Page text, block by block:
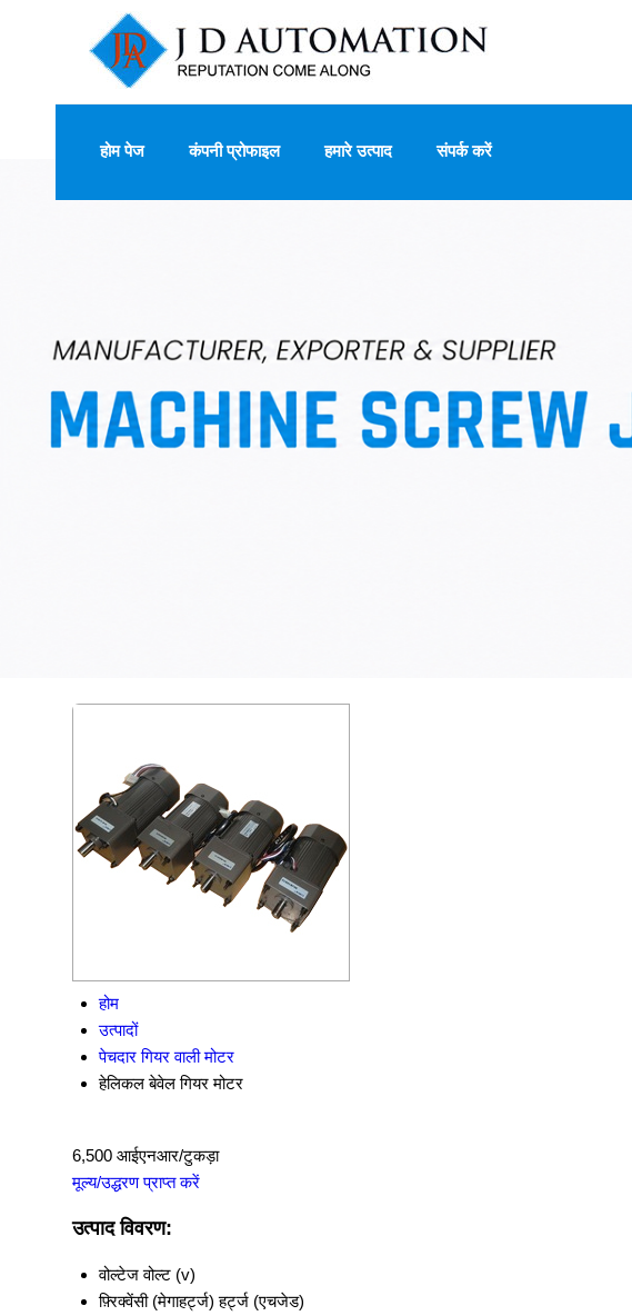
होम पेज कंपनी प्रोफाइल हमारे उत्पाद संपर्क करें
होम
उत्पादों
पेचदार गियर वाली मोटर
हेलिकल बेवेल गियर मोटर
6,500 आईएनआर/टुकड़ा
मूल्य/उद्धरण प्राप्त करें
उत्पाद विवरण:
वोल्टेज वोल्ट (v)
फ़्रिक्वेंसी (मेगाहर्ट्ज) हर्ट्ज (एचजेड)